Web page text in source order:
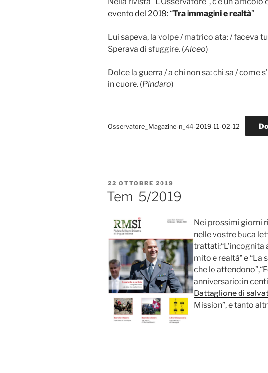
evento del 2018: “Tra immagini e realtà”
Lui sapeva, la volpe / matricolata: / faceva
Sperava di sfuggire. (Alceo)
Dolce la guerra / a chi non sa: chi sa / come
in cuore. (Pindaro)
Osservatore_Magazine-n_44-2019-11-02-12
PUBBLICATO
IL
22 OTTOBRE 2019
Temi 5/2019
Nei prossimi giorni
nelle vostre buca
trattati:“L’incognita
mito e realtà” e “La
che lo attendono”,“
anniversario: in
Battaglione di
Mission”, e tanto